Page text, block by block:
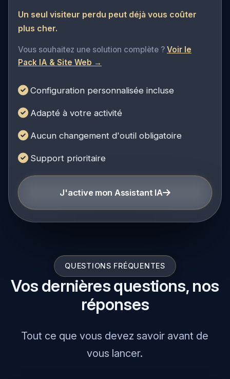
Un seul visiteur perdu peut déjà vous coûter
plus cher.
Vous souhaitez une solution complète ?
Configuration personnalisée incluse
Adapté à votre activité
Aucun changement d'outil obligatoire
Support prioritaire
J'active mon Assistant IA
QUESTIONS FRÉQUENTES
Vos dernières questions, nos
Tout ce que vous devez savoir avant de